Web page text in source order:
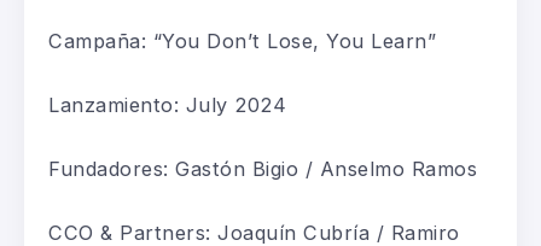
Campaña: “You Don’t Lose, You Learn”
Lanzamiento: July 2024
Fundadores: Gastón Bigio / Anselmo Ramos
CCO & Partners: Joaquín Cubría / Ramiro